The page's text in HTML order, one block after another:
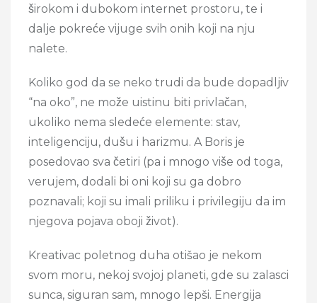
širokom i dubokom internet prostoru, te i
dalje pokreće vijuge svih onih koji na nju
nalete.
Koliko god da se neko trudi da bude dopadljiv
“na oko”, ne može uistinu biti privlačan,
ukoliko nema sledeće elemente: stav,
inteligenciju, dušu i harizmu. A Boris je
posedovao sva četiri (pa i mnogo više od toga,
verujem, dodali bi oni koji su ga dobro
poznavali; koji su imali priliku i privilegiju da im
njegova pojava oboji život).
Kreativac poletnog duha otišao je nekom
svom moru, nekoj svojoj planeti, gde su zalasci
sunca, siguran sam, mnogo lepši. Energija